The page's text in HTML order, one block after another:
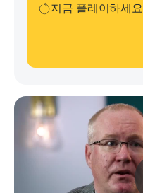
지금 플레이하세요